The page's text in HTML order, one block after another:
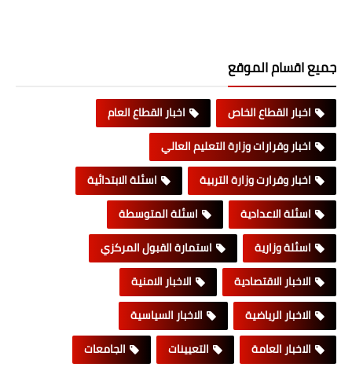
جميع اقسام الموقع
اخبار القطاع الخاص
اخبار القطاع العام
اخبار وقرارات وزارة التعليم العالي
اخبار وقرارت وزارة التربية
اسئلة الابتدائية
اسئلة الاعدادية
اسئلة المتوسطة
اسئلة وزارية
استمارة القبول المركزي
الاخبار الاقتصادية
الاخبار الامنية
الاخبار الرياضية
الاخبار السياسية
الاخبار العامة
التعيينات
الجامعات